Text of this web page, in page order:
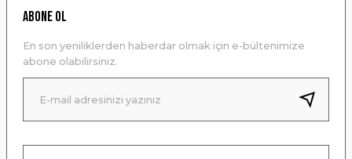
Ürün resmi kalitesiz, bozuk veya görüntülenemiyor.
Ürün bilgilerinde hatalar bulunuyor.
Ürün fiyatı diğer sitelerden daha pahalı.
Bu ürüne benzer farklı alternatifler olmalı.
ABONE OL
En son yeniliklerden haberdar olmak için e-bültenimize
abone olabilirsiniz.